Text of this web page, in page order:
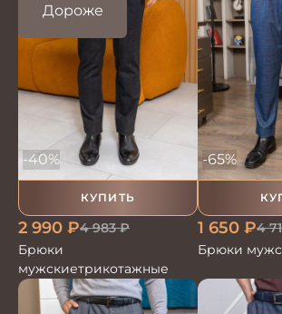
Дороже
КУПИТЬ
-40%
2 990 ₽4 983₽
Брюки
мужскиетрикотажные
-65%
1 650 ₽4
Брюки